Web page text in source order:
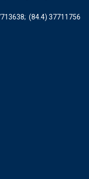
(84.4) 37711756